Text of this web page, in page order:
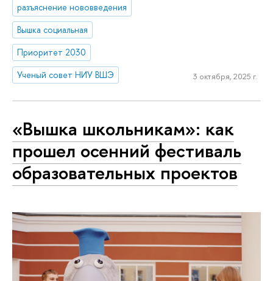
разъяснение нововведения
Вышка социальная
Приоритет 2030
Ученый совет НИУ ВШЭ
3 октября, 2025 г.
«Вышка школьникам»: как
прошел осенний фестиваль
образовательных проектов